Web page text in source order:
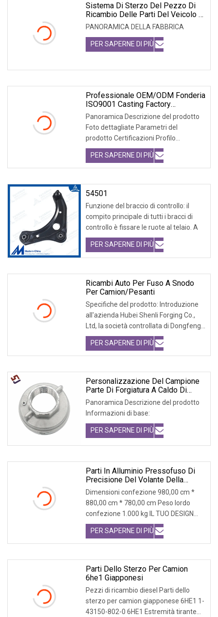
Sistema Di Sterzo Del Pezzo Di
Ricambio Delle Parti Del Veicolo In
Ghisa/acciaio/alluminio Dell'OEM
Certificato Ts/IATF 16949
PANORAMICA DELLA FABBRICA
PER SAPERNE DI PIÙ
Professionale OEM/ODM Fonderia
ISO9001 Casting Factory
Personalizzato Ad Alte
Prestazioni Parti Di
Auto/auto/camion/veicolo Lega
Dell'articolazione Dello
Sterzo/Parti Del Carrello Elevatore
In Acciaio Inossidabile
Panoramica Descrizione del prodotto
Foto dettagliate Parametri del
prodotto Certificazioni Profilo
aziendale Fondata nel
PER SAPERNE DI PIÙ
54501
Funzione del braccio di controllo: il
compito principale di tutti i bracci di
controllo è fissare le ruote al telaio. A
PER SAPERNE DI PIÙ
Ricambi Auto Per Fuso A Snodo
Per Camion/pesanti
Specifiche del prodotto: Introduzione
all'azienda Hubei Shenli Forging Co.,
Ltd, la società controllata di Dongfeng
Forg
PER SAPERNE DI PIÙ
Personalizzazione Del Campione
Parte Di Forgiatura A Caldo Di
Acciaio Legato In Fabbrica Per
Parti Di Auto/camion/moto Del
Fuso A Snodo Da 10 Kg A 300 Kg
Panoramica Descrizione del prodotto
Informazioni di base:
PER SAPERNE DI PIÙ
Parti In Alluminio Pressofuso Di
Precisione Del Volante Della
Trasmissione
Dimensioni confezione 980,00 cm *
880,00 cm * 780,00 cm Peso lordo
confezione 1.000 kg IL TUO DESIGN
AIUTIAMO A REALIZZA
PER SAPERNE DI PIÙ
Parti Dello Sterzo Per Camion
6he1 Giapponesi
Pezzi di ricambio diesel Parti dello
sterzo per camion giapponese 6HE1 1-
43150-802-0 6HE1 Estremità tirante